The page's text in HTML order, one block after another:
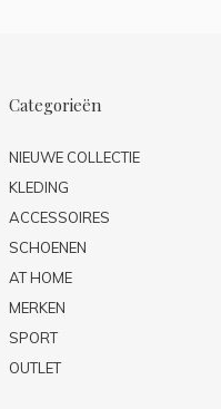
Categorieën
NIEUWE COLLECTIE
KLEDING
ACCESSOIRES
SCHOENEN
AT HOME
MERKEN
SPORT
OUTLET